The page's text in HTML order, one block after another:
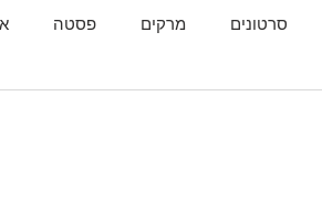
סרטונים מרקים פסטה